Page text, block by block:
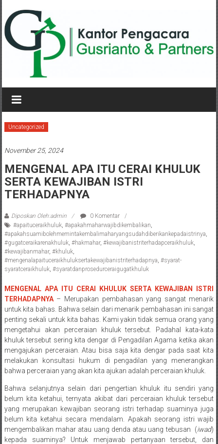
konten
KANTOR
PENGACARA
GUSRIANTO
&
PARTNERS
Kantor
Pengacara
/
Pengacara
Perceraian/
Advokat
/
Konsultan
Hukum
/
Konsultan
Hukum
Pajak/
Mediator/
Mediasi/
Yogyakarta/Bantul/Sleman/Gunung
Yogyakarta/Jogja/
kalten/Solo/
Purwakarta,
Sukoharjo/
Semarang/
Uncategorized
November 25, 2024
MENGENAL APA ITU CERAI KHULUK
SERTA KEWAJIBAN ISTRI
TERHADAPNYA
Diposkan Oleh:admin
0 Komentar
#apaituceraikhuluk, #apakahmaharwajibdikembalikan,
#apakahsuamibolehmemintakembalimaharyangsudahdiberikankepadaistrinya,
#gugatceraikarenakhuluk, #hakmahar, #kewajibanistriterhadapceraikhuluk,
#kewajibanmahar, #khuluk,
#mengenalapaituceraikhuluksertakewajibanistriterhadapnya, #syarat-
syaratceraikhuluk, #syaratdanprosedurceraigugatkhuluk
MENGENAL APA ITU CERAI KHULUK SERTA KEWAJIBAN ISTRI
TERHADAPNYA – Merupakan pembahasan yang sangat menarik
untuk kita bahas. Bahwa selain dari menarik pembahasan ini sangat
penting sekali untuk kita bahas. Kami yakin tidak semua orang yang
mengetahui akan perceraian khuluk tersebut. Padahal kata-kata
khuluk tersebut sering kita dengar di Pengadilan Agama ketika akan
mengajukan perceraian. Atau bisa saja kita dengar pada saat kita
melakukan konsultasi hukum di pengadilan yang menerangkan
bahwa perceraian yang akan kita ajukan adalah perceraian khuluk.
Bahwa selanjutnya selain dari pengertian khuluk itu sendiri yang
belum kita ketahui, ternyata akibat dari perceraian khuluk tersebut
yang merupakan kewajiban seorang istri terhadap suaminya juga
belum kita ketahui secara mendalam. Apakah seorang istri wajib
mengembalikan mahar atau uang denda atau uang tebusan (iwad)
kepada suaminya? Untuk menjawab pertanyaan tersebut, dan